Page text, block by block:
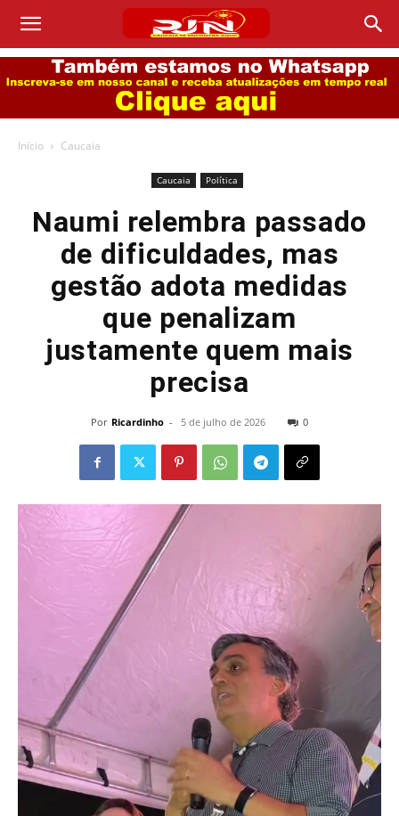
Início Caucaia
Caucaia Política
Naumi relembra passado
de dificuldades, mas
gestão adota medidas
que penalizam
justamente quem mais
precisa
Por Ricardinho - 5 de julho de 2026 0